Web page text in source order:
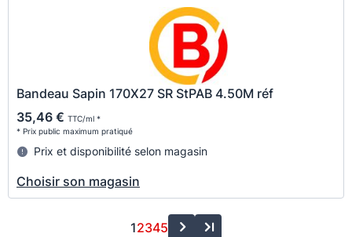
Bandeau Sapin 170X27 SR StPAB 4.50M réf
35,46 € TTC/ml *
* Prix public maximum pratiqué
Prix et disponibilité selon magasin
Choisir son magasin
12345